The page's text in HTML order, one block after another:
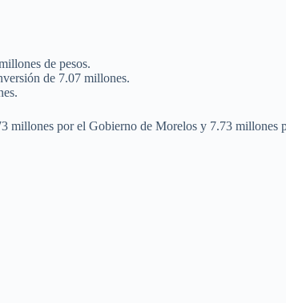
de pesos.
de 7.07 millones.
millones por el Gobierno de Morelos y 7.73 millones